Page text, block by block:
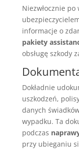
Niezwłocznie
informacje o
pakiety
obsługę szkody
Dokładnie
uszkodzeń,
danych
wypadku. Ta
podczas
przy ubieganiu